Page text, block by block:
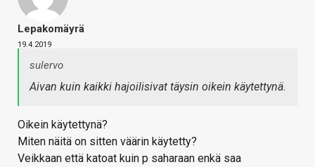
Lepakomäyrä
19.4.2019
sulervo
Aivan kuin kaikki hajoilisivat täysin oikein käytettynä.
Oikein käytettynä?
Miten näitä on sitten väärin käytetty?
Veikkaan että katoat kuin p saharaan enkä saa